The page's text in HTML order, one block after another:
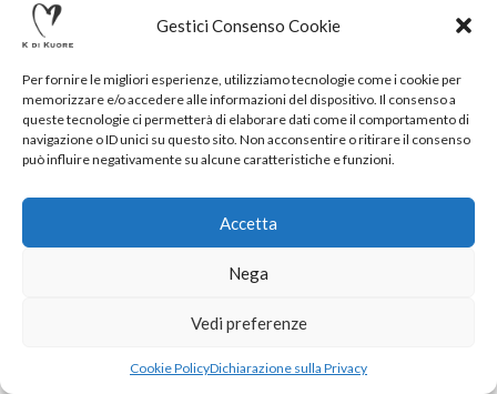
Gestici Consenso Cookie
Per fornire le migliori esperienze, utilizziamo tecnologie come i cookie per
memorizzare e/o accedere alle informazioni del dispositivo. Il consenso a
queste tecnologie ci permetterà di elaborare dati come il comportamento di
navigazione o ID unici su questo sito. Non acconsentire o ritirare il consenso
può influire negativamente su alcune caratteristiche e funzioni.
Accetta
Nega
Vedi preferenze
Cookie PolicyDichiarazione sulla Privacy